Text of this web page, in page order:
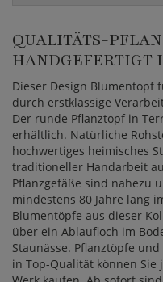
QUALITÄTS-
ANDGEFERTIGT
Dieser Design Blumentopf
durch erstklassige
Der runde Pflanztopf in
erhältlich. Natürliche
hochwertiges heimisches
traditioneller Handarbeit
Pflanzgefäße sind nahezu
mindestens 80 Jahre lang
Blumentöpfe aus dieser
über ein Ablaufloch im
Staunässe. Pflanztöpfe
in Top-Qualität können